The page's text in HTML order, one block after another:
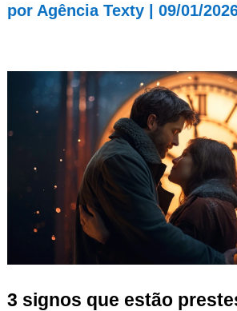
por Agência Texty| 09/01/
3 signos que estão